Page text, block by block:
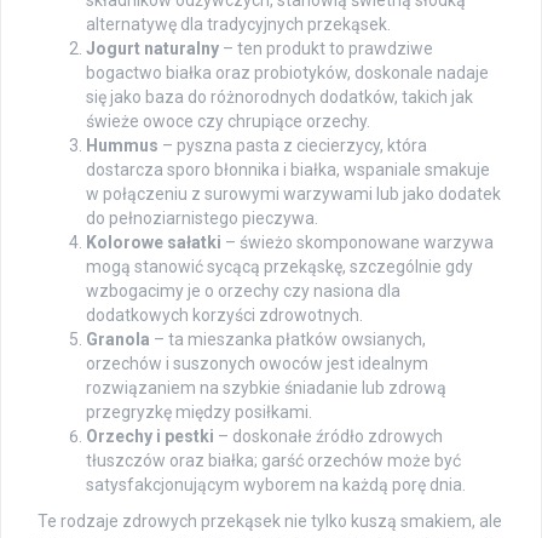
alternatywę dla tradycyjnych przekąsek.
Jogurt naturalny – ten produkt to prawdziwe
bogactwo białka oraz probiotyków, doskonale nadaje
się jako baza do różnorodnych dodatków, takich jak
świeże owoce czy chrupiące orzechy.
Hummus – pyszna pasta z ciecierzycy, która
dostarcza sporo błonnika i białka, wspaniale smakuje
w połączeniu z surowymi warzywami lub jako dodatek
do pełnoziarnistego pieczywa.
Kolorowe sałatki – świeżo skomponowane warzywa
mogą stanowić sycącą przekąskę, szczególnie gdy
wzbogacimy je o orzechy czy nasiona dla
dodatkowych korzyści zdrowotnych.
Granola – ta mieszanka płatków owsianych,
orzechów i suszonych owoców jest idealnym
rozwiązaniem na szybkie śniadanie lub zdrową
przegryzkę między posiłkami.
Orzechy i pestki – doskonałe źródło zdrowych
tłuszczów oraz białka; garść orzechów może być
satysfakcjonującym wyborem na każdą porę dnia.
Te rodzaje zdrowych przekąsek nie tylko kuszą smakiem, ale